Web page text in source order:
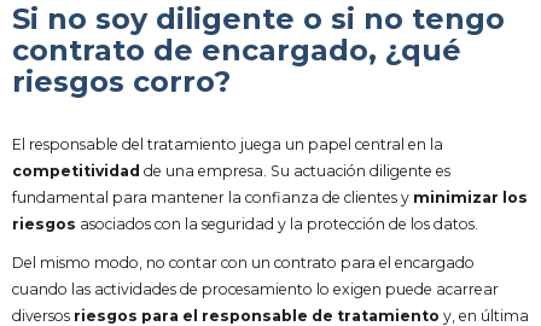
Si no soy diligente o si no tengo
contrato de encargado, ¿qué
riesgos corro?
El responsable del tratamiento juega un papel central en la
competitividad de una empresa. Su actuación diligente es
fundamental para mantener la confianza de clientes y minimizar los
riesgos asociados con la seguridad y la protección de los datos.
Del mismo modo, no contar con un contrato para el encargado
cuando las actividades de procesamiento lo exigen puede acarrear
diversos riesgos para el responsable de tratamiento y, en última